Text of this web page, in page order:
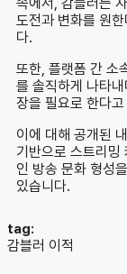
속에서, 감블러는
도전과 변화를 원
다.
또한, 플랫폼 간 소
를 솔직하게 나타
장을 필요로 한다
이에 대해 공개된
기반으로 스트리밍
인 방송 문화 형성
있습니다.
tag:
감블러 이적